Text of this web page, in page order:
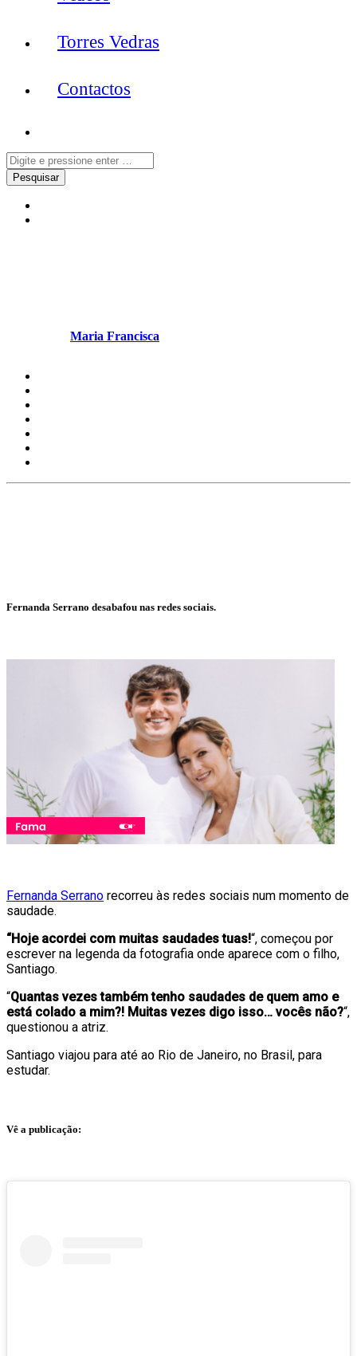
Torres Vedras
Contactos
Maria Francisca
Fernanda Serrano desabafou nas redes sociais.
Fernanda Serrano recorreu às redes sociais num momento de
saudade.
“Hoje acordei com muitas saudades tuas!“, começou por
escrever na legenda da fotografia onde aparece com o filho,
Santiago.
“Quantas vezes também tenho saudades de quem amo e
está colado a mim?! Muitas vezes digo isso… vocês não?“,
questionou a atriz.
Santiago viajou para até ao Rio de Janeiro, no Brasil, para
estudar.
Vê a publicação: